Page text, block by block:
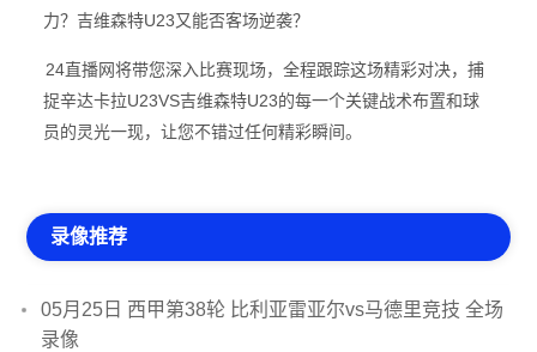
力？吉维森特U23又能否客场逆袭？
24直播网将带您深入比赛现场，全程跟踪这场精彩对决，捕
捉辛达卡拉U23VS吉维森特U23的每一个关键战术布置和球
员的灵光一现，让您不错过任何精彩瞬间。
录像推荐
05月25日 西甲第38轮 比利亚雷亚尔vs马德里竞技 全场
录像